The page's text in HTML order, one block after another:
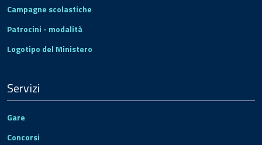
Campagne scolastiche
Patrocini - modalità
Logotipo del Ministero
Servizi
Gare
Concorsi